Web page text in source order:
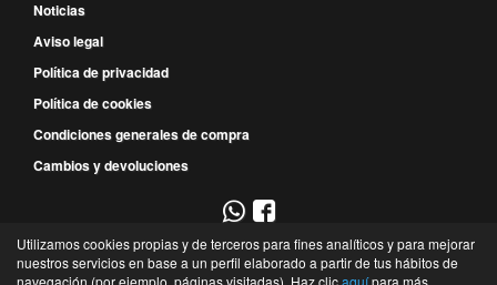
Noticias
Aviso legal
Política de privacidad
Política de cookies
Condiciones generales de compra
Cambios y devoluciones
967 52 29 00
Utilizamos cookies propias y de terceros para fines analíticos y para mejorar
nuestros servicios en base a un perfil elaborado a partir de tus hábitos de
navegación (por ejemplo, páginas visitadas). Haz clicaquípara más